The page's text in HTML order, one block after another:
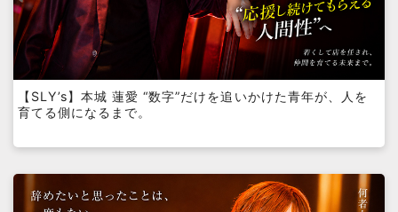
【SLY’s】本城 蓮愛 “数字”だけを追いかけた青年が、人を
育てる側になるまで。